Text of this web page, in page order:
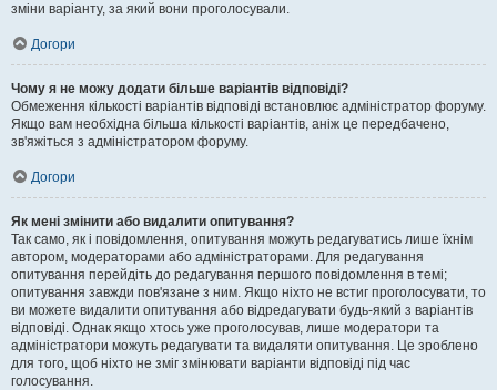
зміни варіанту, за який вони проголосували.
Догори
Чому я не можу додати більше варіантів відповіді?
Обмеження кількості варіантів відповіді встановлює адміністратор форуму.
Якщо вам необхідна більша кількості варіантів, аніж це передбачено,
зв'яжіться з адміністратором форуму.
Догори
Як мені змінити або видалити опитування?
Так само, як і повідомлення, опитування можуть редагуватись лише їхнім
автором, модераторами або адміністраторами. Для редагування
опитування перейдіть до редагування першого повідомлення в темі;
опитування завжди пов'язане з ним. Якщо ніхто не встиг проголосувати, то
ви можете видалити опитування або відредагувати будь-який з варіантів
відповіді. Однак якщо хтось уже проголосував, лише модератори та
адміністратори можуть редагувати та видаляти опитування. Це зроблено
для того, щоб ніхто не зміг змінювати варіанти відповіді під час
голосування.